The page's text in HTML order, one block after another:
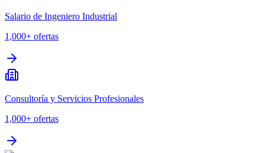
Salario de Ingeniero Industrial
1,000+ ofertas
Consultoría y Servicios Profesionales
1,000+ ofertas